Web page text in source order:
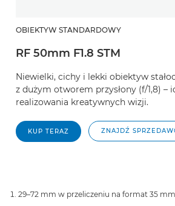
OBIEKTYW STANDARDOWY
RF 50mm F1.8 STM
Niewielki, cichy i lekki obiektyw
z dużym otworem przysłony (f/1,8) –
realizowania kreatywnych wizji.
KUP TERAZ ZNAJDŹ
29–72 mm w przeliczeniu na format 35 mm.